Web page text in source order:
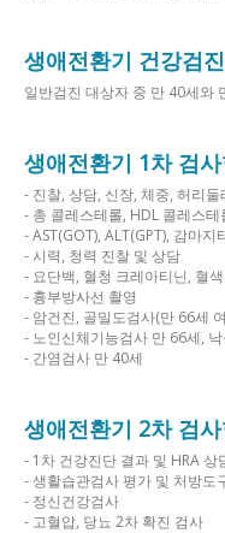
생애전환기 건강검
일반검진 대상자 중 만 40세와
생애전환기 1차 검
- 진찰, 상담, 신장, 체중, 허리
- 총 콜레스테롤, HDL 콜레스
- AST(GOT), ALT(GPT), 감마지
- 시력, 청력 진찰 및 상담
- 요단백, 혈청 크레아티닌, 혈
- 흉부방사선 촬영
- 암건진, 골밀도검사(만 66세
- 노인신체기능검사 만 66세,
- 간염검사 만 40세
생애전환기 2차 검
- 1차 건강진단 결과 및 HRA 상
- 생활습관검사 평가 및 처방도
- 정신건강검사
- 고혈압, 당뇨 2차 확진 검사